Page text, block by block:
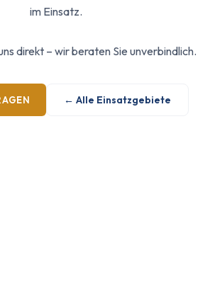
im Einsatz.
direkt – wir beraten Sie unverbindlich.
← Alle Einsatzgebiete